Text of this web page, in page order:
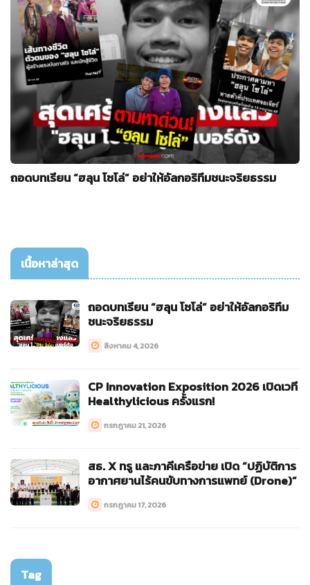
ถอดบทเรียน “ฮลุน โซโล่” อย่าให้อัลกอริทึมชนะจริยธรรม
เนื้อหาล่าสุด
ถอดบทเรียน “ฮลุน โซโล่” อย่าให้อัลกอริทึม
ชนะจริยธรรม
สิงหาคม 4, 2026
CP Innovation Exposition 2026 เปิดเวที
Healthylicious ครั้งแรก!
กรกฎาคม 21, 2026
สธ. X ทรู และภาคีเครือข่าย เปิด “ปฏิบัติการ
อากาศยานไร้คนขับทางการแพทย์ (Drone)”
กรกฎาคม 17, 2026
Tag